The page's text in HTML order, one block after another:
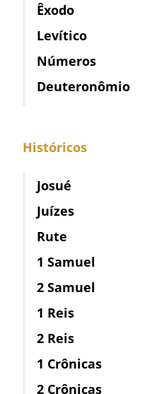
Êxodo
Levítico
Números
Deuteronômio
Históricos
Josué
Juízes
Rute
1 Samuel
2 Samuel
1 Reis
2 Reis
1 Crônicas
2 Crônicas